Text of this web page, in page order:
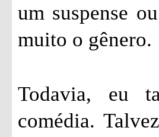
um suspense
muito o gênero.
Todavia, eu
comédia.